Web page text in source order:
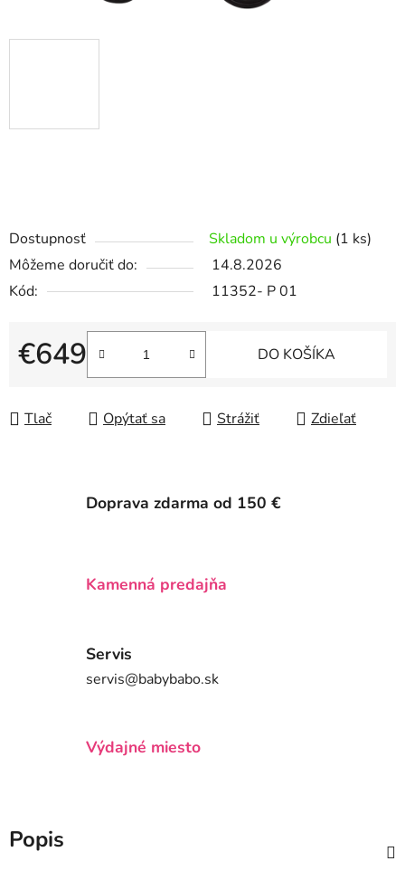
Dostupnosť Skladom u výrobcu (1 ks)
Môžeme doručiť do:
14.8.2026
Kód:
11352- P 01
€649
Jednotková cena:
DO KOŠÍKA
Tlač Opýtať sa Strážiť Zdieľať
Doprava zdarma od 150 €
Kamenná predajňa
Servis
servis@babybabo.sk
Výdajné miesto
Popis